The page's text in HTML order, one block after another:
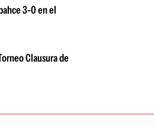
3-0 en el
Clausura de